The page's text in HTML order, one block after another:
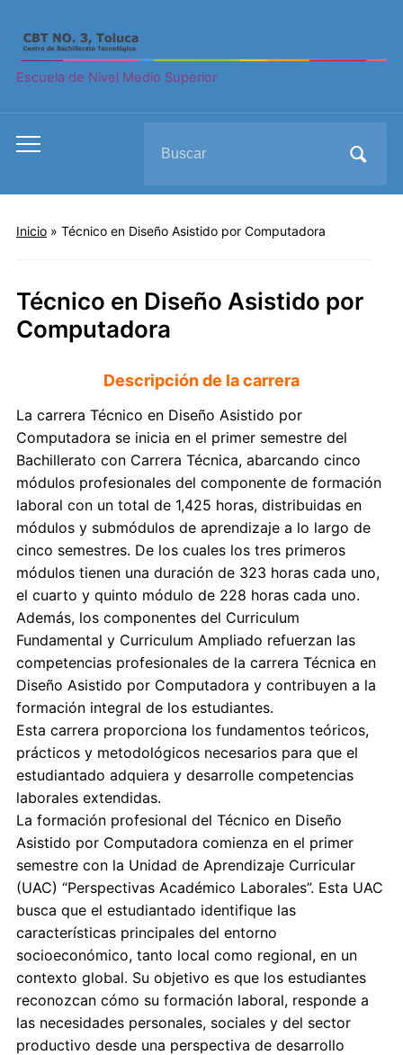
Escuela de Nivel Medio Superior
Toggle
menu
for:
Inicio» Técnico en Diseño Asistido por Computadora
Técnico en Diseño Asistido por
Computadora
Descripción de la carrera
La carrera Técnico en Diseño Asistido por
Computadora se inicia en el primer semestre del
Bachillerato con Carrera Técnica, abarcando cinco
módulos profesionales del componente de formación
laboral con un total de 1,425 horas, distribuidas en
módulos y submódulos de aprendizaje a lo largo de
cinco semestres. De los cuales los tres primeros
módulos tienen una duración de 323 horas cada uno,
el cuarto y quinto módulo de 228 horas cada uno.
Además, los componentes del Curriculum
Fundamental y Curriculum Ampliado refuerzan las
competencias profesionales de la carrera Técnica en
Diseño Asistido por Computadora y contribuyen a la
formación integral de los estudiantes.
Esta carrera proporciona los fundamentos teóricos,
prácticos y metodológicos necesarios para que el
estudiantado adquiera y desarrolle competencias
laborales extendidas.
La formación profesional del Técnico en Diseño
Asistido por Computadora comienza en el primer
semestre con la Unidad de Aprendizaje Curricular
(UAC) “Perspectivas Académico Laborales”. Esta UAC
busca que el estudiantado identifique las
características principales del entorno
socioeconómico, tanto local como regional, en un
contexto global. Su objetivo es que los estudiantes
reconozcan cómo su formación laboral, responde a
las necesidades personales, sociales y del sector
productivo desde una perspectiva de desarrollo